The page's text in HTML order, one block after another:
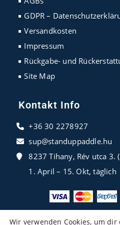
tab
tab
GDPR –
Versandkosten
Impressum
Rückgabe- und
Site Map
Kontakt Info
+36 30 2278927
sup@standuppaddle.hu
8237 Tihany, Rév utca 3.
1. April – 15. Okt, täglich
Wir verwenden Cookies, um